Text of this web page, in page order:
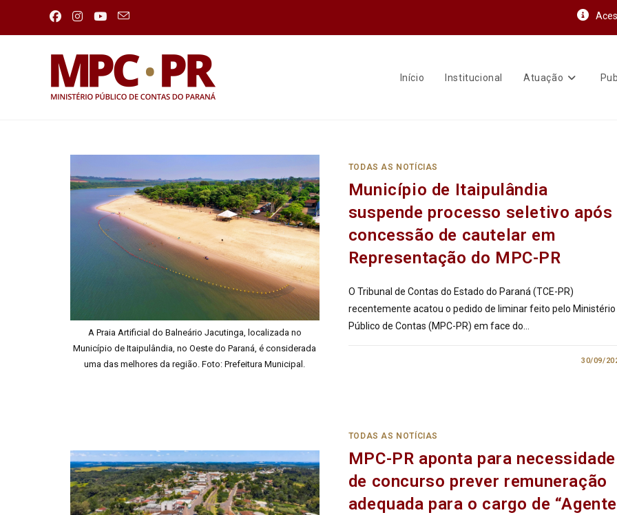
Início Institucional Atuação
A Praia Artificial do Balneário Jacutinga, localizada no
Município de Itaipulândia, no Oeste do Paraná, é considerada
uma das melhores da região. Foto: Prefeitura Municipal.
TODAS AS NOTÍCIAS
Município de Itaipulândia
suspende processo seletivo após
concessão de cautelar em
Representação do MPC-PR
O Tribunal de Contas do Estado do Paraná (TCE-PR)
recentemente acatou o pedido de liminar feito pelo Ministério
Público de Contas (MPC-PR) em face do…
30/09/
TODAS AS NOTÍCIAS
MPC-PR aponta para necessidade
de concurso prever remuneração
adequada para o cargo de “Agente